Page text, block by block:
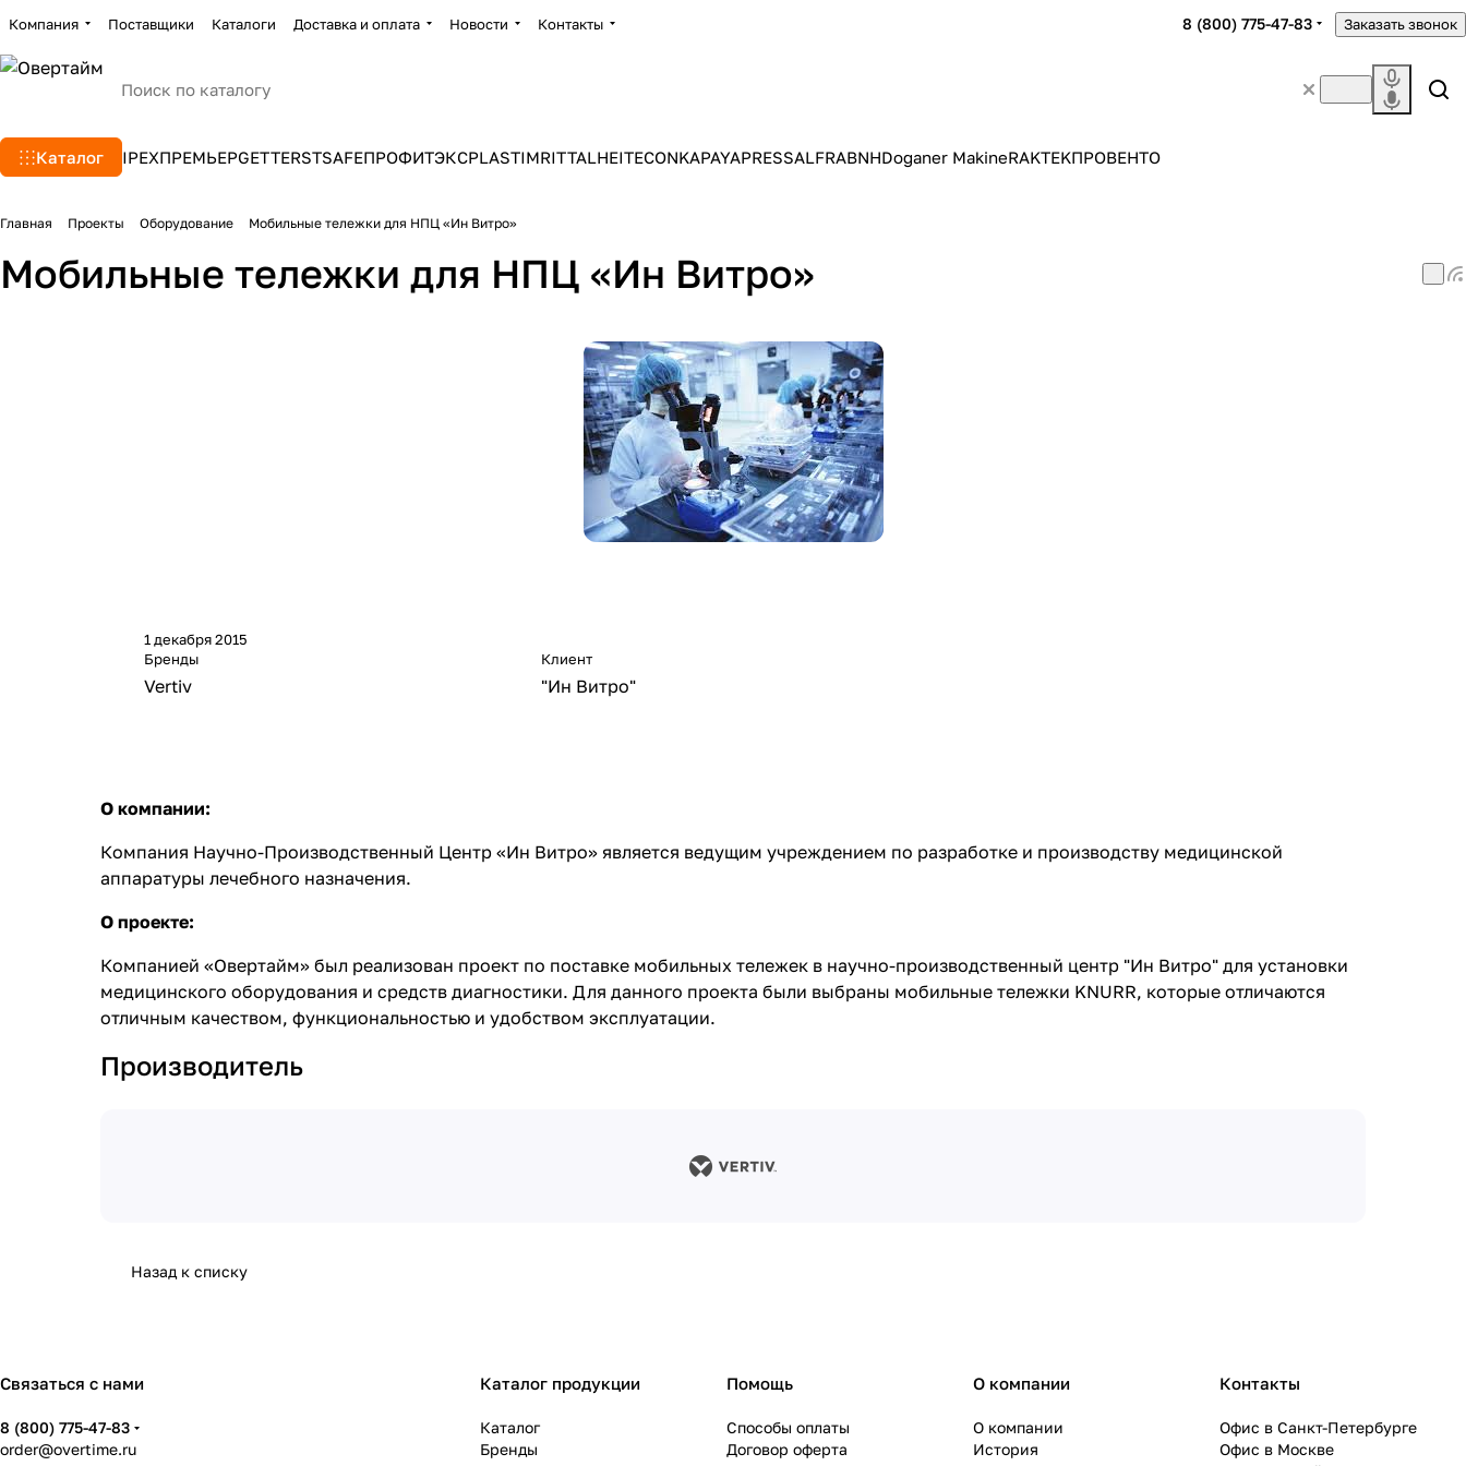
Компания Поставщики Каталоги Доставка и оплата Новости Контакты 8 (800) 775-47-83 Заказать звонок
Каталог IPEXПРЕМЬЕРGETTERSTSAFEПРОФИТЭКСPLASTIMRITTALHEITECONKAPAYAPRESSALFRABNHDoganer MakineRAKTEKПРОВЕНТО
Главная Проекты Оборудование Мобильные тележки для НПЦ «Ин Витро»
Мобильные тележки для НПЦ «Ин Витро»
1 декабря 2015
Бренды
Vertiv
Клиент
"Ин Витро"
О компании:
Компания Научно-Производственный Центр «Ин Витро» является ведущим учреждением по разработке и производству медицинской
аппаратуры лечебного назначения.
О проекте:
Компанией «Овертайм» был реализован проект по поставке мобильных тележек в научно-производственный центр "Ин Витро" для установки
медицинского оборудования и средств диагностики. Для данного проекта были выбраны мобильные тележки KNURR, которые отличаются
отличным качеством, функциональностью и удобством эксплуатации.
Производитель
Назад к списку
Связаться с нами
8 (800) 775-47-83
order@overtime.ru
Каталог продукции
Каталог
Бренды
Помощь
Способы оплаты
Договор оферта
О компании
О компании
История
Контакты
Офис в Санкт-Петербурге
Офис в Москве